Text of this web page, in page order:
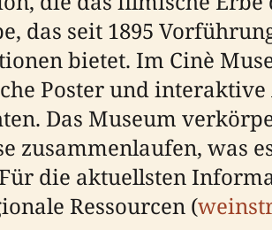
das seit 1895
bietet. Im Cinè
Poster und
Das Museum
zusammenlaufen, was
die aktuellsten
Ressourcen (